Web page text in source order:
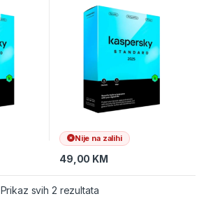
Nije na zalihi
49,00 KM
Prikaz svih 2 rezultata